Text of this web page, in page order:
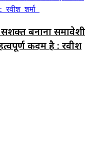
बनाना समावेशी
कदम है : रवीश